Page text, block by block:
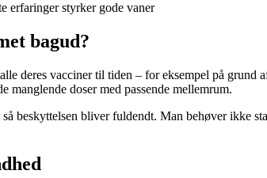
erfaringer styrker gode vaner
bagud?
deres vacciner til tiden – for eksempel på
manglende doser med passende mellemrum.
beskyttelsen bliver fuldendt. Man behøver ikke